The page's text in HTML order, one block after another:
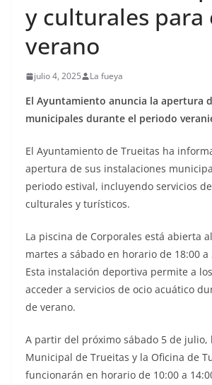
y culturales para
verano
julio 4, 2025 La fueya
El Ayuntamiento anuncia la apertura
municipales durante el periodo
El Ayuntamiento de Trueitas ha
apertura de sus instalaciones
periodo estival, incluyendo servicios
culturales y turísticos.
La piscina de Corporales está abierta
martes a sábado en horario de 18:00 a
Esta instalación deportiva permite a
acceder a servicios de ocio acuático
de verano.
A partir del próximo sábado 5 de julio,
Municipal de Trueitas y la Oficina de
funcionarán en horario de 10:00 a